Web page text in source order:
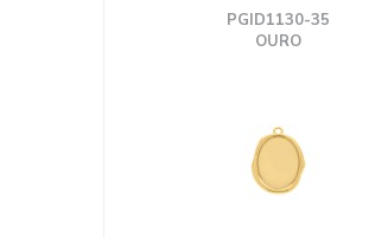
PGID1130-35
OURO